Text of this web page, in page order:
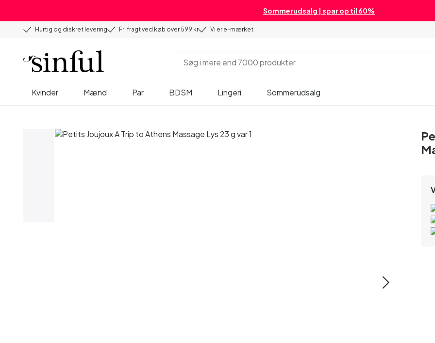
Sommerudsalg | spar op til 60%
Hurtig og diskret levering Fri fragt ved køb over 599 kr Vi er e-mærket
Kvinder Mænd Par BDSM Lingeri Sommerudsalg